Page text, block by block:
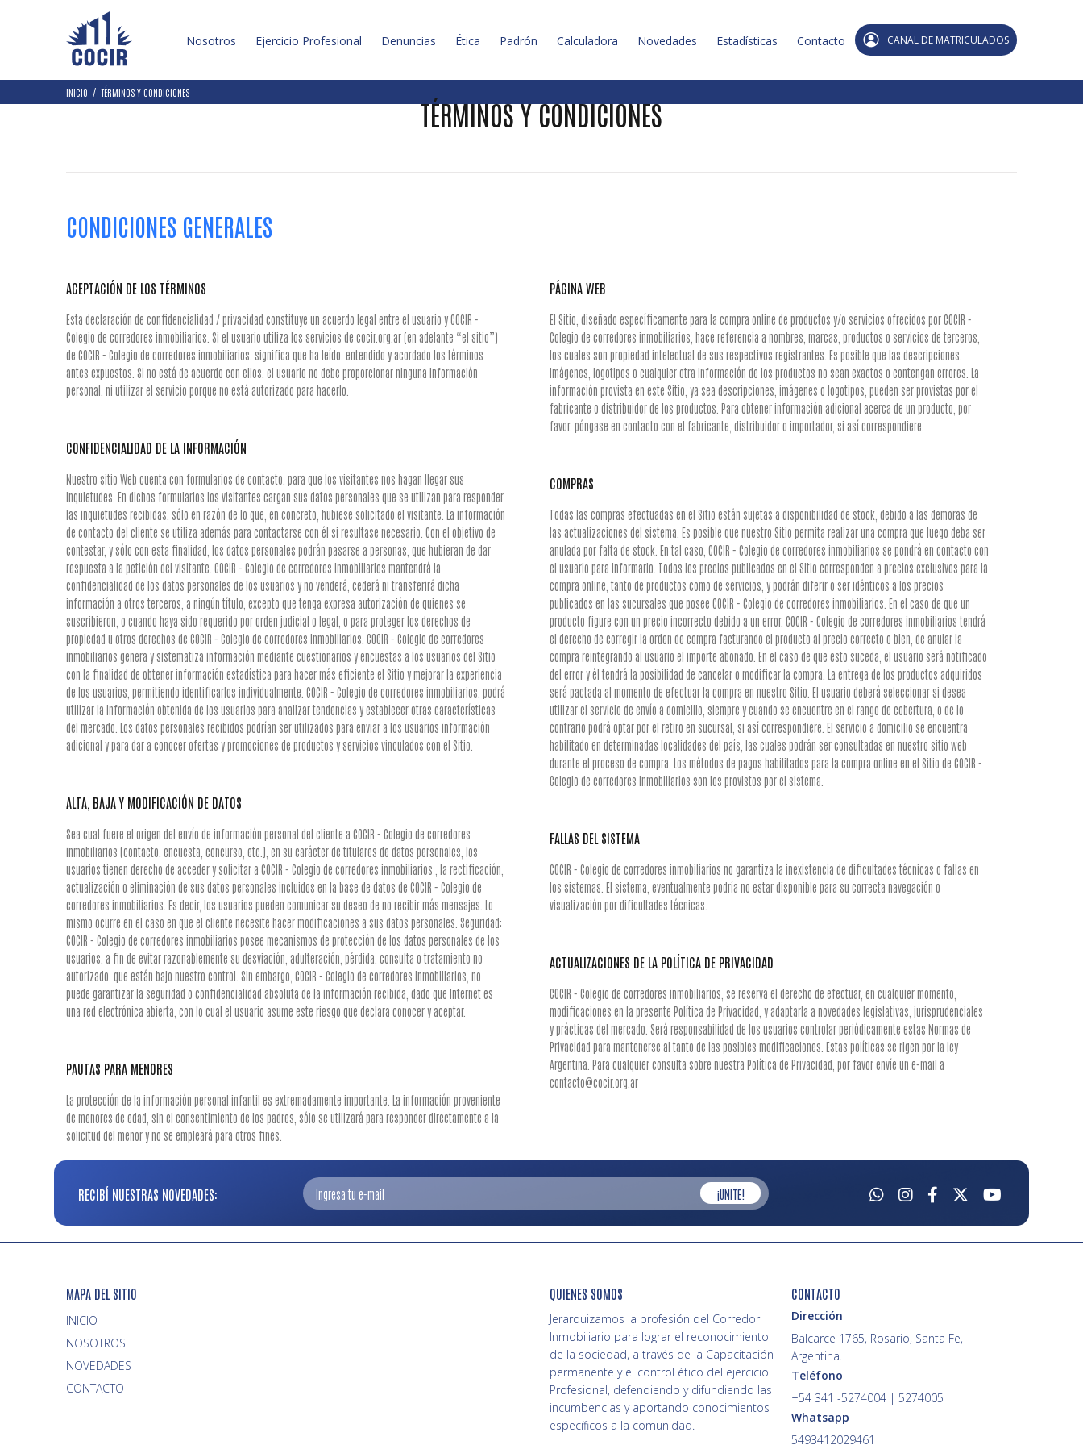
Nosotros Ejercicio Profesional Denuncias Ética Padrón Calculadora Novedades Estadísticas Contacto CANAL DE MATRICULADOS
INICIO TÉRMINOS Y CONDICIONES
TÉRMINOS Y CONDICIONES
CONDICIONES GENERALES
ACEPTACIÓN DE LOS TÉRMINOS
Esta declaración de confidencialidad / privacidad constituye un acuerdo legal entre el usuario y COCIR -
Colegio de corredores inmobiliarios. Si el usuario utiliza los servicios de cocir.org.ar (en adelante “el sitio”)
de COCIR - Colegio de corredores inmobiliarios, significa que ha leído, entendido y acordado los términos
antes expuestos. Si no está de acuerdo con ellos, el usuario no debe proporcionar ninguna información
personal, ni utilizar el servicio porque no está autorizado para hacerlo.
CONFIDENCIALIDAD DE LA INFORMACIÓN
Nuestro sitio Web cuenta con formularios de contacto, para que los visitantes nos hagan llegar sus
inquietudes. En dichos formularios los visitantes cargan sus datos personales que se utilizan para responder
las inquietudes recibidas, sólo en razón de lo que, en concreto, hubiese solicitado el visitante. La información
de contacto del cliente se utiliza además para contactarse con él si resultase necesario. Con el objetivo de
contestar, y sólo con esta finalidad, los datos personales podrán pasarse a personas, que hubieran de dar
respuesta a la petición del visitante. COCIR - Colegio de corredores inmobiliarios mantendrá la
confidencialidad de los datos personales de los usuarios y no venderá, cederá ni transferirá dicha
información a otros terceros, a ningún título, excepto que tenga expresa autorización de quienes se
suscribieron, o cuando haya sido requerido por orden judicial o legal, o para proteger los derechos de
propiedad u otros derechos de COCIR - Colegio de corredores inmobiliarios. COCIR - Colegio de corredores
inmobiliarios genera y sistematiza información mediante cuestionarios y encuestas a los usuarios del Sitio
con la finalidad de obtener información estadística para hacer más eficiente el Sitio y mejorar la experiencia
de los usuarios, permitiendo identificarlos individualmente. COCIR - Colegio de corredores inmobiliarios, podrá
utilizar la información obtenida de los usuarios para analizar tendencias y establecer otras características
del mercado. Los datos personales recibidos podrían ser utilizados para enviar a los usuarios información
adicional y para dar a conocer ofertas y promociones de productos y servicios vinculados con el Sitio.
ALTA, BAJA Y MODIFICACIÓN DE DATOS
Sea cual fuere el origen del envío de información personal del cliente a COCIR - Colegio de corredores
inmobiliarios (contacto, encuesta, concurso, etc.), en su carácter de titulares de datos personales, los
usuarios tienen derecho de acceder y solicitar a COCIR - Colegio de corredores inmobiliarios , la rectificación,
actualización o eliminación de sus datos personales incluidos en la base de datos de COCIR - Colegio de
corredores inmobiliarios. Es decir, los usuarios pueden comunicar su deseo de no recibir más mensajes. Lo
mismo ocurre en el caso en que el cliente necesite hacer modificaciones a sus datos personales. Seguridad:
COCIR - Colegio de corredores inmobiliarios posee mecanismos de protección de los datos personales de los
usuarios, a fin de evitar razonablemente su desviación, adulteración, pérdida, consulta o tratamiento no
autorizado, que están bajo nuestro control. Sin embargo, COCIR - Colegio de corredores inmobiliarios, no
puede garantizar la seguridad o confidencialidad absoluta de la información recibida, dado que Internet es
una red electrónica abierta, con lo cual el usuario asume este riesgo que declara conocer y aceptar.
PAUTAS PARA MENORES
La protección de la información personal infantil es extremadamente importante. La información proveniente
de menores de edad, sin el consentimiento de los padres, sólo se utilizará para responder directamente a la
solicitud del menor y no se empleará para otros fines.
PÁGINA WEB
El Sitio, diseñado específicamente para la compra online de productos y/o servicios ofrecidos por COCIR -
Colegio de corredores inmobiliarios, hace referencia a nombres, marcas, productos o servicios de terceros,
los cuales son propiedad intelectual de sus respectivos registrantes. Es posible que las descripciones,
imágenes, logotipos o cualquier otra información de los productos no sean exactos o contengan errores. La
información provista en este Sitio, ya sea descripciones, imágenes o logotipos, pueden ser provistas por el
fabricante o distribuidor de los productos. Para obtener información adicional acerca de un producto, por
favor, póngase en contacto con el fabricante, distribuidor o importador, si así correspondiere.
COMPRAS
Todas las compras efectuadas en el Sitio están sujetas a disponibilidad de stock, debido a las demoras de
las actualizaciones del sistema. Es posible que nuestro Sitio permita realizar una compra que luego deba ser
anulada por falta de stock. En tal caso, COCIR - Colegio de corredores inmobiliarios se pondrá en contacto con
el usuario para informarlo. Todos los precios publicados en el Sitio corresponden a precios exclusivos para la
compra online, tanto de productos como de servicios, y podrán diferir o ser idénticos a los precios
publicados en las sucursales que posee COCIR - Colegio de corredores inmobiliarios. En el caso de que un
producto figure con un precio incorrecto debido a un error, COCIR - Colegio de corredores inmobiliarios tendrá
el derecho de corregir la orden de compra facturando el producto al precio correcto o bien, de anular la
compra reintegrando al usuario el importe abonado. En el caso de que esto suceda, el usuario será notificado
del error y él tendrá la posibilidad de cancelar o modificar la compra. La entrega de los productos adquiridos
será pactada al momento de efectuar la compra en nuestro Sitio. El usuario deberá seleccionar si desea
utilizar el servicio de envío a domicilio, siempre y cuando se encuentre en el rango de cobertura, o de lo
contrario podrá optar por el retiro en sucursal, si así correspondiere. El servicio a domicilio se encuentra
habilitado en determinadas localidades del país, las cuales podrán ser consultadas en nuestro sitio web
durante el proceso de compra. Los métodos de pagos habilitados para la compra online en el Sitio de COCIR -
Colegio de corredores inmobiliarios son los provistos por el sistema.
FALLAS DEL SISTEMA
COCIR - Colegio de corredores inmobiliarios no garantiza la inexistencia de dificultades técnicas o fallas en
los sistemas. El sistema, eventualmente podría no estar disponible para su correcta navegación o
visualización por dificultades técnicas.
ACTUALIZACIONES DE LA POLÍTICA DE PRIVACIDAD
COCIR - Colegio de corredores inmobiliarios, se reserva el derecho de efectuar, en cualquier momento,
modificaciones en la presente Política de Privacidad, y adaptarla a novedades legislativas, jurisprudenciales
y prácticas del mercado. Será responsabilidad de los usuarios controlar periódicamente estas Normas de
Privacidad para mantenerse al tanto de las posibles modificaciones. Estas políticas se rigen por la ley
Argentina. Para cualquier consulta sobre nuestra Política de Privacidad, por favor envíe un e-mail a
contacto@cocir.org.ar
RECIBÍ NUESTRAS NOVEDADES: ¡UNITE!
MAPA DEL SITIO
INICIO
NOVEDADES
CONTACTO
QUIENES SOMOS
Jerarquizamos la profesión del Corredor
Inmobiliario para lograr el reconocimiento
de la sociedad, a través de la Capacitación
permanente y el control ético del ejercicio
Profesional, defendiendo y difundiendo las
incumbencias y aportando conocimientos
específicos a la comunidad.
CONTACTO
Dirección
Balcarce 1765, Rosario, Santa Fe,
Argentina.
Teléfono
+54 341 -5274004 | 5274005
Whatsapp
5493412029461